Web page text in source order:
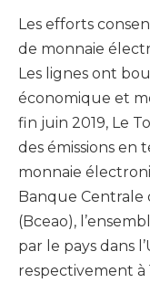
Les efforts
de monnaie
Les lignes ont
économique et
fin juin 2019, Le
des émissions en
monnaie
Banque Centrale
(Bceao),
par le pays dans
respectivement à